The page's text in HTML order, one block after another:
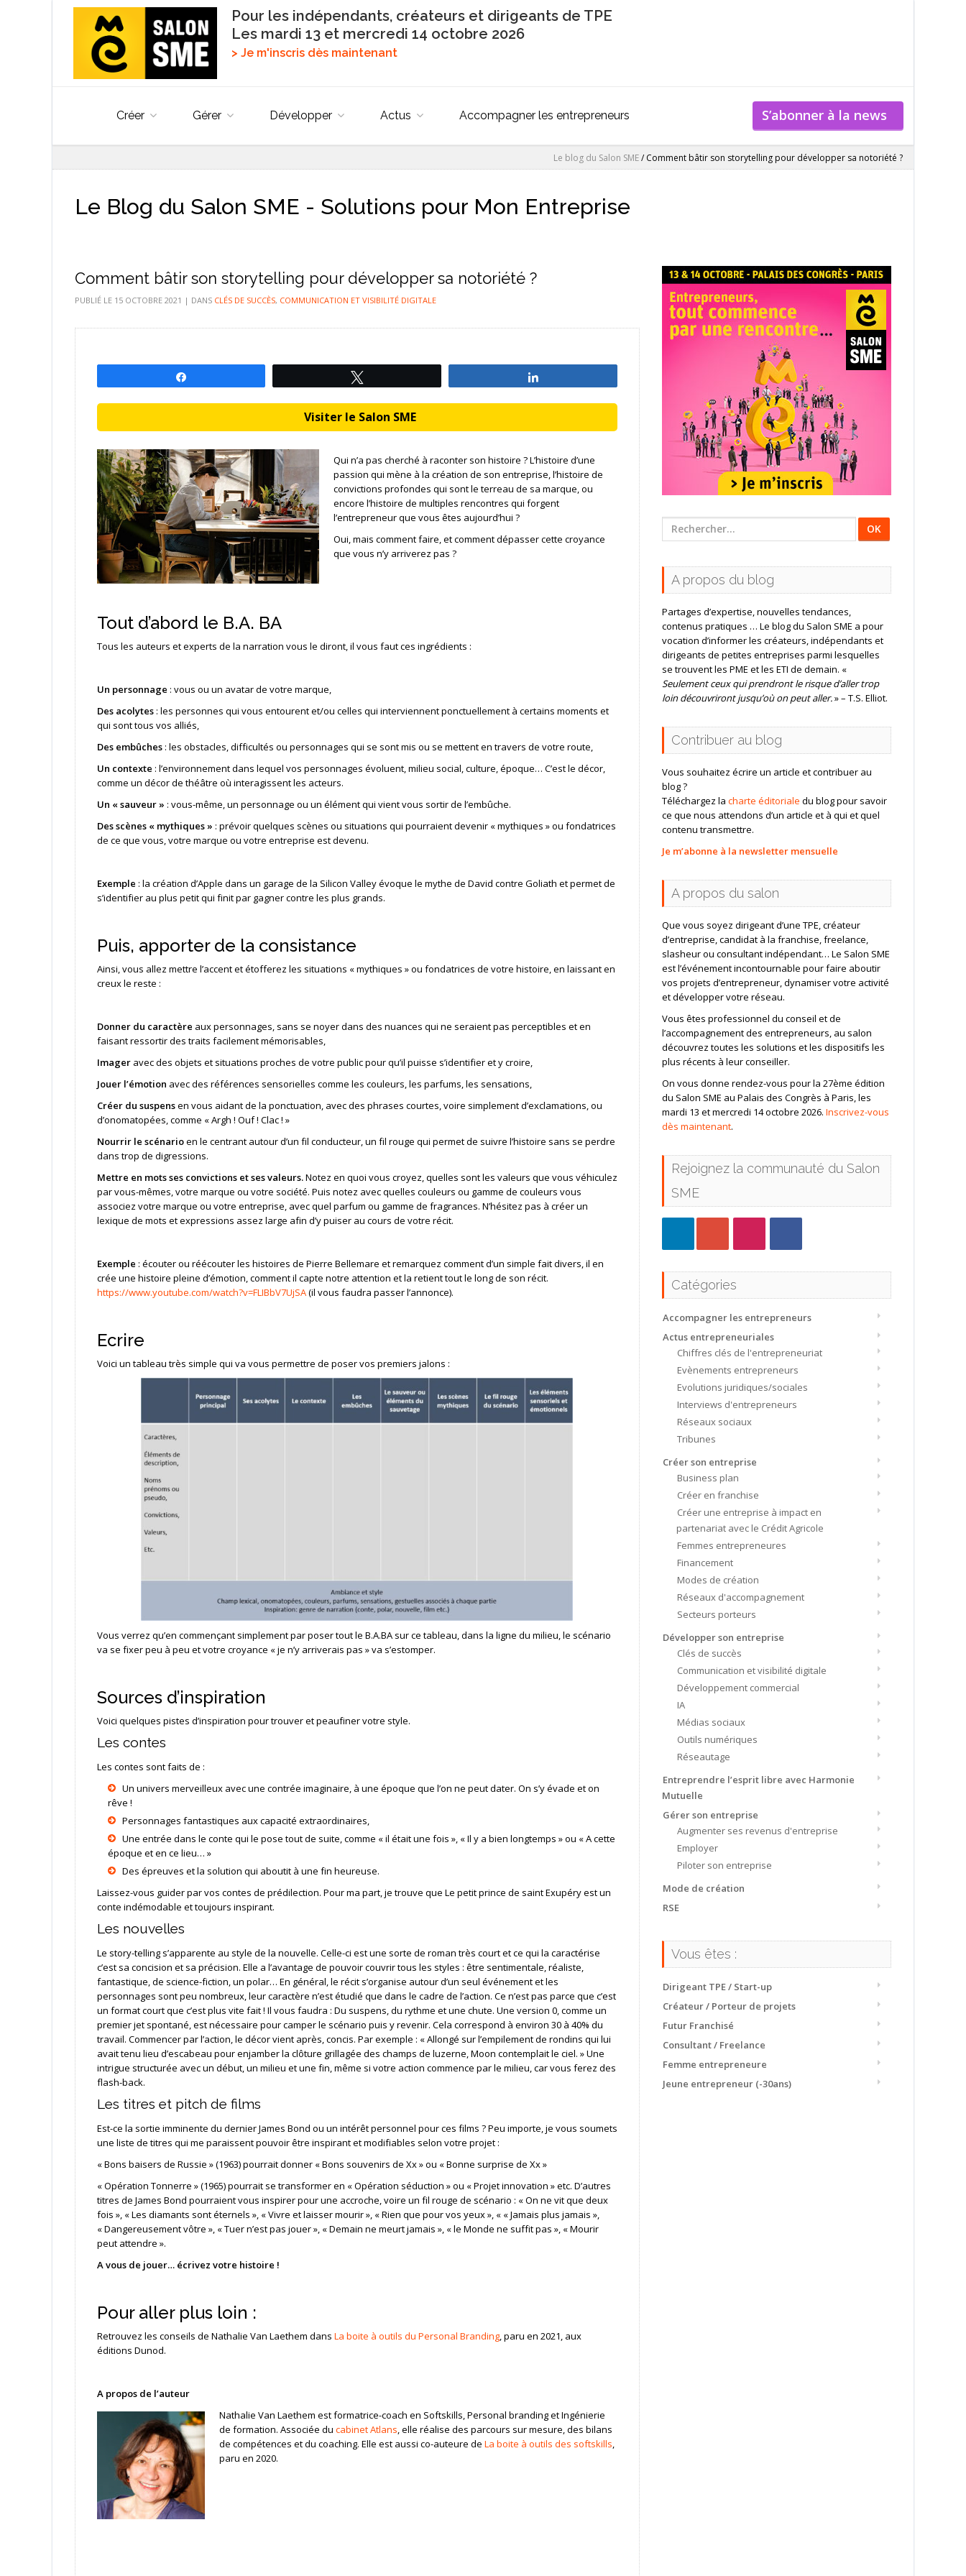
Pour les indépendants, créateurs et dirigeants de TPE
Les mardi 13 et mercredi 14 octobre 2026
> Je m'inscris dès maintenant
Créer Gérer Développer Actus Accompagner les entrepreneurs S’abonner à la news
Le blog du Salon SME/Comment bâtir son storytelling pour développer sa notoriété ?
Le Blog du Salon SME - Solutions pour Mon Entreprise
Comment bâtir son storytelling pour développer sa notoriété ?
PUBLIÉ LE 15 OCTOBRE 2021 | DANS CLÉS DE SUCCÈS, COMMUNICATION ET VISIBILITÉ DIGITALE
Visiter le Salon SME
Qui n’a pas cherché à raconter son histoire ? L’histoire d’une
passion qui mène à la création de son entreprise, l’histoire de
convictions profondes qui sont le terreau de sa marque, ou
encore l’histoire de multiples rencontres qui forgent
l’entrepreneur que vous êtes aujourd’hui ?
Oui, mais comment faire, et comment dépasser cette croyance
que vous n’y arriverez pas ?
Tout d’abord le B.A. BA
Tous les auteurs et experts de la narration vous le diront, il vous faut ces ingrédients :
Un personnage : vous ou un avatar de votre marque,
Des acolytes: les personnes qui vous entourent et/ou celles qui interviennent ponctuellement à certains moments et
qui sont tous vos alliés,
Des embûches: les obstacles, difficultés ou personnages qui se sont mis ou se mettent en travers de votre route,
Un contexte : l’environnement dans lequel vos personnages évoluent, milieu social, culture, époque… C’est le décor,
comme un décor de théâtre où interagissent les acteurs.
Un « sauveur » : vous-même, un personnage ou un élément qui vient vous sortir de l’embûche.
Des scènes « mythiques » : prévoir quelques scènes ou situations qui pourraient devenir « mythiques » ou fondatrices
de ce que vous, votre marque ou votre entreprise est devenu.
Exemple : la création d’Apple dans un garage de la Silicon Valley évoque le mythe de David contre Goliath et permet de
s’identifier au plus petit qui finit par gagner contre les plus grands.
Puis, apporter de la consistance
Ainsi, vous allez mettre l’accent et étofferez les situations « mythiques » ou fondatrices de votre histoire, en laissant en
creux le reste :
Donner du caractère aux personnages, sans se noyer dans des nuances qui ne seraient pas perceptibles et en
faisant ressortir des traits facilement mémorisables,
Imageravec des objets et situations proches de votre public pour qu’il puisse s’identifier et y croire,
Jouer l’émotion avec des références sensorielles comme les couleurs, les parfums, les sensations,
Créer du suspensen vous aidant de la ponctuation, avec des phrases courtes, voire simplement d’exclamations, ou
d’onomatopées, comme « Argh ! Ouf ! Clac ! »
Nourrir le scénarioen le centrant autour d’un fil conducteur, un fil rouge qui permet de suivre l’histoire sans se perdre
dans trop de digressions.
Mettre en mots ses convictions et ses valeurs.Notez en quoi vous croyez, quelles sont les valeurs que vous véhiculez
par vous-mêmes, votre marque ou votre société. Puis notez avec quelles couleurs ou gamme de couleurs vous
associez votre marque ou votre entreprise, avec quel parfum ou gamme de fragrances. N’hésitez pas à créer un
lexique de mots et expressions assez large afin d’y puiser au cours de votre récit.
Exemple : écouter ou réécouter les histoires de Pierre Bellemare et remarquez comment d’un simple fait divers, il en
crée une histoire pleine d’émotion, comment il capte notre attention et la retient tout le long de son récit.
https://www.youtube.com/watch?v=FLIBbV7UjSA(il vous faudra passer l’annonce).
Ecrire
Voici un tableau très simple qui va vous permettre de poser vos premiers jalons :
Vous verrez qu’en commençant simplement par poser tout le B.A.BA sur ce tableau, dans la ligne du milieu, le scénario
va se fixer peu à peu et votre croyance « je n’y arriverais pas » va s’estomper.
Sources d’inspiration
Voici quelques pistes d’inspiration pour trouver et peaufiner votre style.
Les contes
Les contes sont faits de :
Un univers merveilleux avec une contrée imaginaire, à une époque que l’on ne peut dater. On s’y évade et on
rêve !
Personnages fantastiques aux capacité extraordinaires,
Une entrée dans le conte qui le pose tout de suite, comme « il était une fois », « Il y a bien longtemps » ou « A cette
époque et en ce lieu… »
Des épreuves et la solution qui aboutit à une fin heureuse.
Laissez-vous guider par vos contes de prédilection. Pour ma part, je trouve que Le petit prince de saint Exupéry est un
conte indémodable et toujours inspirant.
Les nouvelles
Le story-telling s’apparente au style de la nouvelle. Celle-ci est une sorte de roman très court et ce qui la caractérise
c’est sa concision et sa précision. Elle a l’avantage de pouvoir couvrir tous les styles : être sentimentale, réaliste,
fantastique, de science-fiction, un polar… En général, le récit s’organise autour d’un seul événement et les
personnages sont peu nombreux, leur caractère n’est étudié que dans le cadre de l’action. Ce n’est pas parce que c’est
un format court que c’est plus vite fait ! Il vous faudra : Du suspens, du rythme et une chute. Une version 0, comme un
premier jet spontané, est nécessaire pour camper le scénario puis y revenir. Cela correspond à environ 30 à 40% du
travail. Commencer par l’action, le décor vient après, concis. Par exemple : « Allongé sur l’empilement de rondins qui lui
avait tenu lieu d’escabeau pour enjamber la clôture grillagée des champs de luzerne, Moon contemplait le ciel. » Une
intrigue structurée avec un début, un milieu et une fin, même si votre action commence par le milieu, car vous ferez des
flash-back.
Les titres et pitch de films
Est-ce la sortie imminente du dernier James Bond ou un intérêt personnel pour ces films ? Peu importe, je vous soumets
une liste de titres qui me paraissent pouvoir être inspirant et modifiables selon votre projet :
« Bons baisers de Russie » (1963) pourrait donner « Bons souvenirs de Xx » ou « Bonne surprise de Xx »
« Opération Tonnerre » (1965) pourrait se transformer en « Opération séduction » ou « Projet innovation » etc. D’autres
titres de James Bond pourraient vous inspirer pour une accroche, voire un fil rouge de scénario : « On ne vit que deux
fois », « Les diamants sont éternels », « Vivre et laisser mourir », « Rien que pour vos yeux », « « Jamais plus jamais »,
« Dangereusement vôtre », « Tuer n’est pas jouer », « Demain ne meurt jamais », « le Monde ne suffit pas », « Mourir
peut attendre ».
A vous de jouer… écrivez votre histoire !
Pour aller plus loin :
Retrouvez les conseils de Nathalie Van Laethem dans La boite à outils du Personal Branding, paru en 2021, aux
éditions Dunod.
A propos de l’auteur
Nathalie Van Laethem est formatrice-coach en Softskills, Personal branding et Ingénierie
de formation. Associée du cabinet Atlans, elle réalise des parcours sur mesure, des bilans
de compétences et du coaching. Elle est aussi co-auteure de La boite à outils des softskills,
paru en 2020.
Rechercher
:
A propos du blog
Partages d’expertise, nouvelles tendances,
contenus pratiques … Le blog du Salon SME a pour
vocation d’informer les créateurs, indépendants et
dirigeants de petites entreprises parmi lesquelles
se trouvent les PME et les ETI de demain. «
Seulement ceux qui prendront le risque d’aller trop
loin découvriront jusqu’où on peut aller.» – T.S. Elliot.
Contribuer au blog
Vous souhaitez écrire un article et contribuer au
blog ?
Téléchargez lacharte éditoriale du blog pour savoir
ce que nous attendons d’un article et à qui et quel
contenu transmettre.
Je m’abonne à la newsletter mensuelle
A propos du salon
Que vous soyez dirigeant d’une TPE, créateur
d’entreprise, candidat à la franchise, freelance,
slasheur ou consultant indépendant… Le Salon SME
est l’événement incontournable pour faire aboutir
vos projets d’entrepreneur, dynamiser votre activité
et développer votre réseau.
Vous êtes professionnel du conseil et de
l’accompagnement des entrepreneurs, au salon
découvrez toutes les solutions et les dispositifs les
plus récents à leur conseiller.
On vous donne rendez-vous pour la 27ème édition
du Salon SME au Palais des Congrès à Paris, les
mardi 13 et mercredi 14 octobre 2026.Inscrivez-vous
dès maintenant.
Rejoignez la communauté du Salon
SME
Catégories
Accompagner les entrepreneurs
Actus entrepreneuriales
Chiffres clés de l'entrepreneuriat
Evènements entrepreneurs
Evolutions juridiques/sociales
Interviews d'entrepreneurs
Réseaux sociaux
Tribunes
Créer son entreprise
Business plan
Créer en franchise
Créer une entreprise à impact en
partenariat avec le Crédit Agricole
Femmes entrepreneures
Financement
Modes de création
Réseaux d'accompagnement
Secteurs porteurs
Développer son entreprise
Clés de succès
Communication et visibilité digitale
Développement commercial
IA
Médias sociaux
Outils numériques
Réseautage
Entreprendre l’esprit libre avec Harmonie
Mutuelle
Gérer son entreprise
Augmenter ses revenus d'entreprise
Employer
Piloter son entreprise
Mode de création
RSE
Vous êtes :
Dirigeant TPE / Start-up
Créateur / Porteur de projets
Futur Franchisé
Consultant / Freelance
Femme entrepreneure
Jeune entrepreneur (-30ans)